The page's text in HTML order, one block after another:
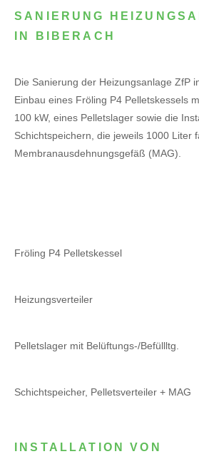
SANIERUNG
IN BIBERACH
Die Sanierung der Heizungsanlage ZfP
Einbau eines Fröling P4 Pelletskessels
100 kW, eines Pelletslager sowie die
Schichtspeichern, die jeweils 1000 Liter
Membranausdehnungsgefäß (MAG).
Fröling P4 Pelletskessel
Heizungsverteiler
Pelletslager mit Belüftungs-/Befüllltg.
Schichtspeicher, Pelletsverteiler + MAG
INSTALLATION VON